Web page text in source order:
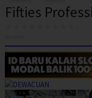
Fifties